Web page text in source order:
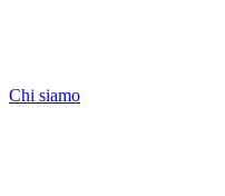
Chi siamo